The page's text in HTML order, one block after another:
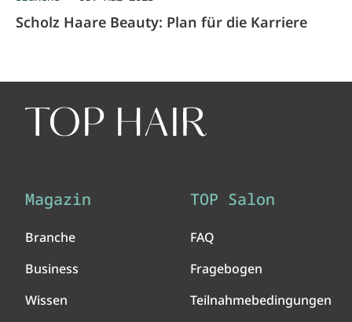
Scholz Haare Beauty: Plan für die Karriere
Magazin
Branche
Business
Wissen
TOP Salon
FAQ
Fragebogen
Teilnahmebedingungen